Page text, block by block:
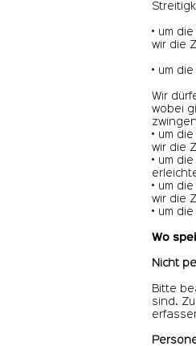
• um
wir die
• um
Wir
wobei
• um
wir die
• um
• um
wir die
• um
Wo
Nicht
Bitte
sind.